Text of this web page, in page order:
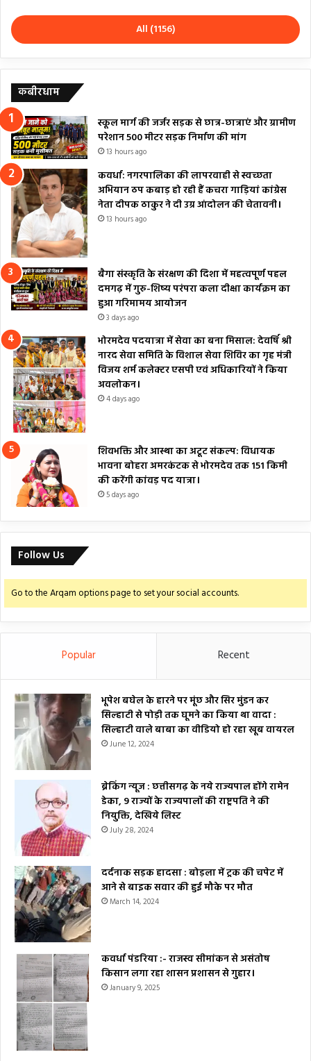
All (1156)
कबीरधाम
स्कूल मार्ग की जर्जर सड़क से छात्र-छात्राएं और ग्रामीण
परेशान 500 मीटर सड़क निर्माण की मांग
13 hours ago
कवर्धा: नगरपालिका की लापरवाही से स्वच्छता
अभियान ठप कबाड़ हो रही हैं कचरा गाड़ियां कांग्रेस
नेता दीपक ठाकुर ने दी उग्र आंदोलन की चेतावनी।
13 hours ago
बैगा संस्कृति के संरक्षण की दिशा में महत्वपूर्ण पहल
दमगढ़ में गुरु-शिष्य परंपरा कला दीक्षा कार्यक्रम का
हुआ गरिमामय आयोजन
3 days ago
भोरमदेव पदयात्रा में सेवा का बना मिसाल: देवर्षि श्री
नारद सेवा समिति के विशाल सेवा शिविर का गृह मंत्री
विजय शर्म कलेक्टर एसपी एवं अधिकारियों ने किया
अवलोकन।
4 days ago
शिवभक्ति और आस्था का अटूट संकल्प: विधायक
भावना बोहरा अमरकंटक से भोरमदेव तक 151 किमी
की करेंगी कांवड़ पद यात्रा।
5 days ago
Follow Us
Go to the Arqam options page to set your social accounts.
Popular Recent
भूपेश बघेल के हारने पर मूंछ और सिर मुंडन कर
सिल्हाटी से पोड़ी तक घूमने का किया था वादा :
सिल्हाटी वाले बाबा का वीडियो हो रहा खूब वायरल
June 12, 2024
ब्रेकिंग न्यूज : छत्तीसगढ़ के नये राज्यपाल होंगे रामेन
डेका, 9 राज्यों के राज्यपालों की राष्ट्रपति ने की
नियुक्ति, देखिये लिस्ट
July 28, 2024
दर्दनाक सड़क हादसा : बोड़ला में ट्रक की चपेट में
आने से बाइक सवार की हुई मौके पर मौत
March 14, 2024
कवर्धा पंडरिया :- राजस्व सीमांकन से असंतोष
किसान लगा रहा शासन प्रशासन से गुहार।
January 9, 2025